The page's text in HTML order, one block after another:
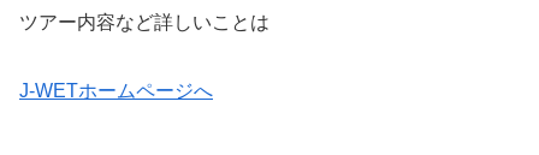
ツアー内容など詳しいことは
J-WETホームページへ